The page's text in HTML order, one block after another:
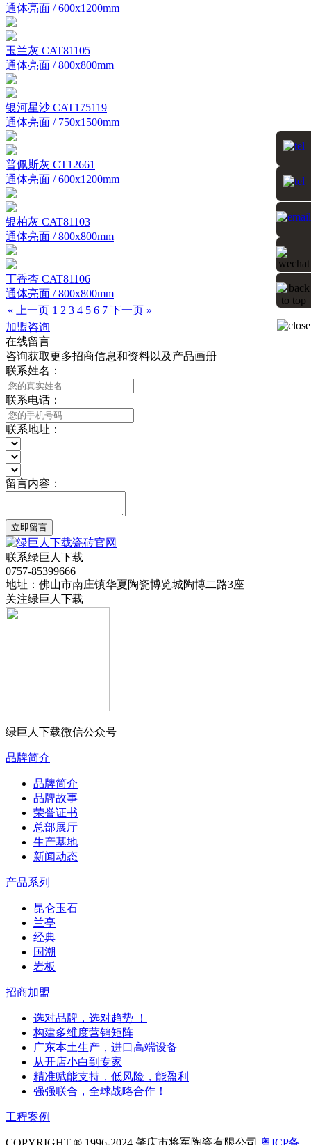
通体亮面 / 600x1200mm
玉兰灰 CAT81105
通体亮面 / 800x800mm
银河星沙 CAT175119
通体亮面 / 750x1500mm
普佩斯灰 CT12661
通体亮面 / 600x1200mm
银柏灰 CAT81103
通体亮面 / 800x800mm
丁香杏 CAT81106
通体亮面 / 800x800mm
«
上一页 1 2 3 4 5 6 7 下一页 »
加盟咨询
在线留言
咨询获取更多招商信息和资料以及产品画册
联系姓名：
联系电话：
联系地址：
留言内容：
立即留言
联系绿巨人下载
0757-85399666
地址：佛山市南庄镇华夏陶瓷博览城陶博二路3座
关注绿巨人下载
绿巨人下载微信公众号
品牌简介
品牌简介
品牌故事
荣誉证书
总部展厅
生产基地
新闻动态
产品系列
昆仑玉石
兰亭
经典
国潮
岩板
招商加盟
选对品牌，选对趋势 ！
构建多维度营销矩阵
广东本土生产，进口高端设备
从开店小白到专家
精准赋能支持，低风险，能盈利
强强联合，全球战略合作！
工程案例
COPYRIGHT ® 1996-2024 肇庆市将军陶瓷有限公司 粤ICP备